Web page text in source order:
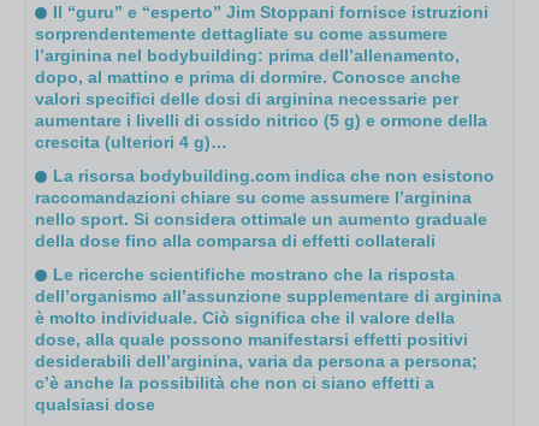
Il “guru” e “esperto” Jim Stoppani fornisce istruzioni
sorprendentemente dettagliate su come assumere
l’arginina nel bodybuilding: prima dell’allenamento,
dopo, al mattino e prima di dormire. Conosce anche
valori specifici delle dosi di arginina necessarie per
aumentare i livelli di ossido nitrico (5 g) e ormone della
crescita (ulteriori 4 g)…
La risorsa bodybuilding.com indica che non esistono
raccomandazioni chiare su come assumere l’arginina
nello sport. Si considera ottimale un aumento graduale
della dose fino alla comparsa di effetti collaterali
Le ricerche scientifiche mostrano che la risposta
dell’organismo all’assunzione supplementare di arginina
è molto individuale. Ciò significa che il valore della
dose, alla quale possono manifestarsi effetti positivi
desiderabili dell’arginina, varia da persona a persona;
c’è anche la possibilità che non ci siano effetti a
qualsiasi dose